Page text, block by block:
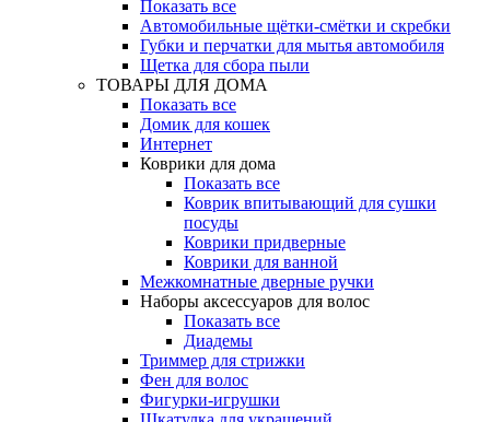
Показать все
Автомобильные щётки-смётки и скребки
Губки и перчатки для мытья автомобиля
Щетка для сбора пыли
ТОВАРЫ ДЛЯ ДОМА
Показать все
Домик для кошек
Интернет
Коврики для дома
Показать все
Коврик впитывающий для сушки
посуды
Коврики придверные
Коврики для ванной
Межкомнатные дверные ручки
Наборы аксессуаров для волос
Показать все
Диадемы
Триммер для стрижки
Фен для волос
Фигурки-игрушки